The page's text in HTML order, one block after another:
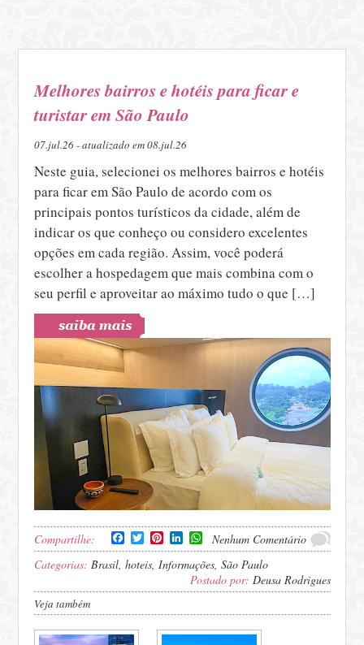
Melhores bairros e hotéis para ficar e
turistar em São Paulo
07.jul.26 - atualizado em 08.jul.26
Neste guia, selecionei os melhores bairros e hotéis
para ficar em São Paulo de acordo com os
principais pontos turísticos da cidade, além de
indicar os que conheço ou considero excelentes
opções em cada região. Assim, você poderá
escolher a hospedagem que mais combina com o
seu perfil e aproveitar ao máximo tudo o que […]
Compartilhe: Facebook
TwitterPinterestLinkedInWhatsApp
Nenhum Comentário
Categorias:Brasil,hoteis,Informações,São Paulo
Postado por: Deusa Rodrigues
Veja também